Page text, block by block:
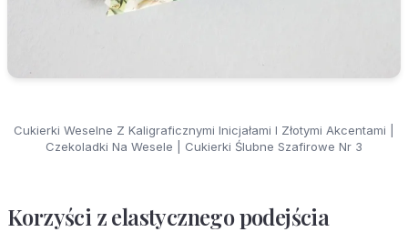
Cukierki Weselne Z Kaligraficznymi Inicjałami I Złotymi Akcentami |
Czekoladki Na Wesele | Cukierki Ślubne Szafirowe Nr 3
Korzyści z elastycznego podejścia